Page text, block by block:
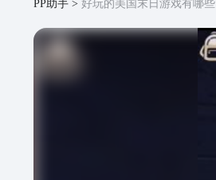
PP助手 好玩的美国末日游戏有哪些